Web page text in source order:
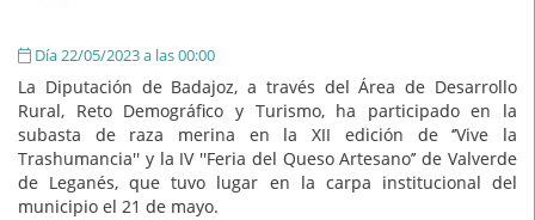
Día 22/05/2023 a las 00:00
La Diputación de Badajoz, a través del Área de Desarrollo
Rural, Reto Demográfico y Turismo, ha participado en la
subasta de raza merina en la XII edición de ‘’Vive la
Trashumancia'' y la IV ''Feria del Queso Artesano’’ de Valverde
de Leganés, que tuvo lugar en la carpa institucional del
municipio el 21 de mayo.